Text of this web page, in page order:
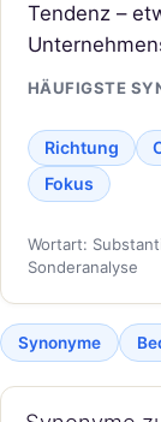
Tendenz –
HÄUFIGSTE
Richtung
Fokus
Wortart:
Sonderanalyse
Synonyme